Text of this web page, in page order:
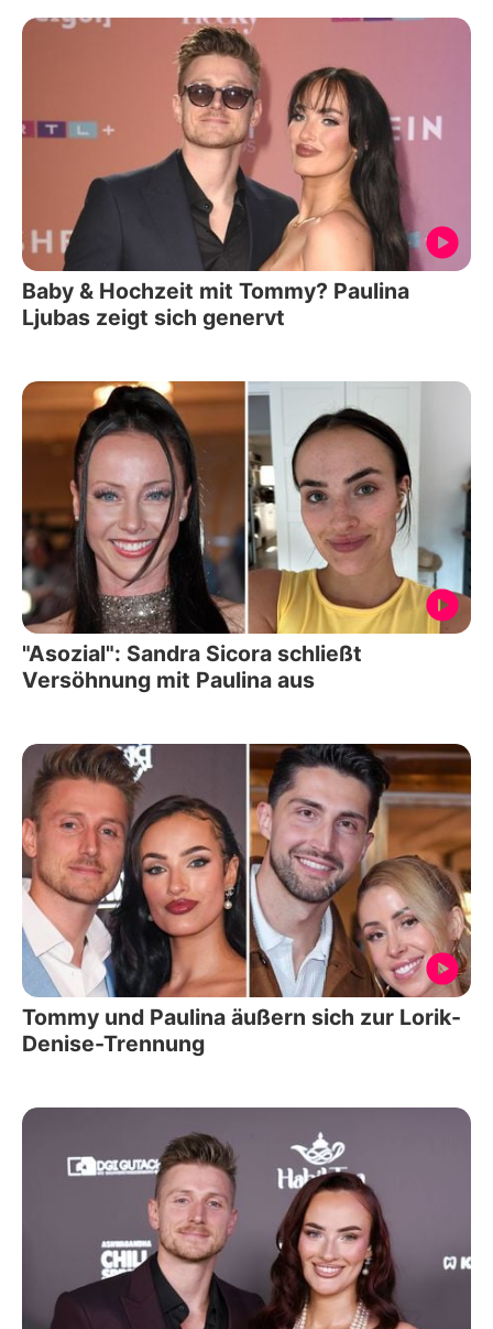
Baby & Hochzeit mit Tommy? Paulina
Ljubas zeigt sich genervt
"Asozial": Sandra Sicora schließt
Versöhnung mit Paulina aus
Tommy und Paulina äußern sich zur Lorik-
Denise-Trennung